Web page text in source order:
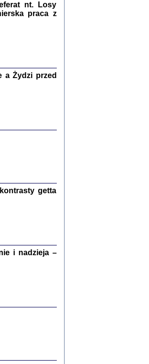
...
nt. Losy
praca z
a Żydzi przed
getta
i nadzieja –